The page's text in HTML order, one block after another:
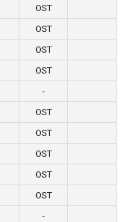
OST
OST
OST
OST
-
OST
OST
OST
OST
OST
-